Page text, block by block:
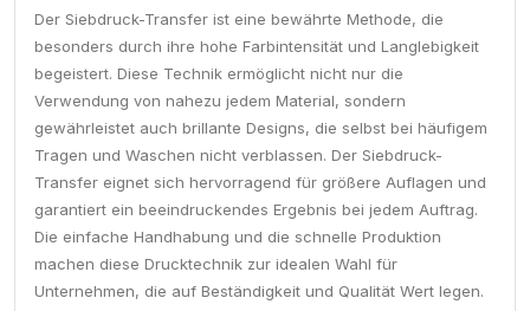
Der Siebdruck-Transfer ist eine bewährte Methode, die
besonders durch ihre hohe Farbintensität und Langlebigkeit
begeistert. Diese Technik ermöglicht nicht nur die
Verwendung von nahezu jedem Material, sondern
gewährleistet auch brillante Designs, die selbst bei häufigem
Tragen und Waschen nicht verblassen. Der Siebdruck-
Transfer eignet sich hervorragend für größere Auflagen und
garantiert ein beeindruckendes Ergebnis bei jedem Auftrag.
Die einfache Handhabung und die schnelle Produktion
machen diese Drucktechnik zur idealen Wahl für
Unternehmen, die auf Beständigkeit und Qualität Wert legen.